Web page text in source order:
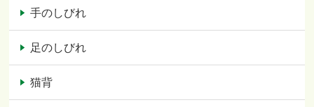
手のしびれ
足のしびれ
猫背